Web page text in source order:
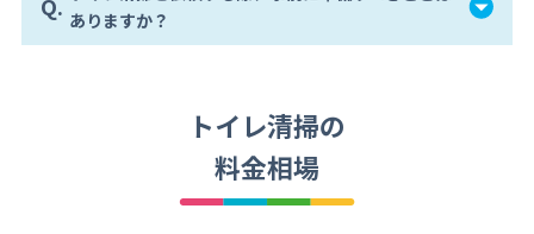
Q. ありますか？
トイレ清掃の
料金相場